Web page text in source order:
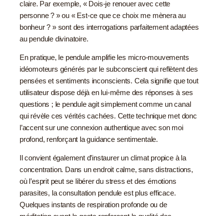
claire. Par exemple, « Dois-je renouer avec cette
personne ? » ou « Est-ce que ce choix me mènera au
bonheur ? » sont des interrogations parfaitement adaptées
au pendule divinatoire.
En pratique, le pendule amplifie les micro-mouvements
idéomoteurs générés par le subconscient qui reflètent des
pensées et sentiments inconscients. Cela signifie que tout
utilisateur dispose déjà en lui-même des réponses à ses
questions ; le pendule agit simplement comme un canal
qui révèle ces vérités cachées. Cette technique met donc
l’accent sur une connexion authentique avec son moi
profond, renforçant la guidance sentimentale.
Il convient également d’instaurer un climat propice à la
concentration. Dans un endroit calme, sans distractions,
où l’esprit peut se libérer du stress et des émotions
parasites, la consultation pendule est plus efficace.
Quelques instants de respiration profonde ou de